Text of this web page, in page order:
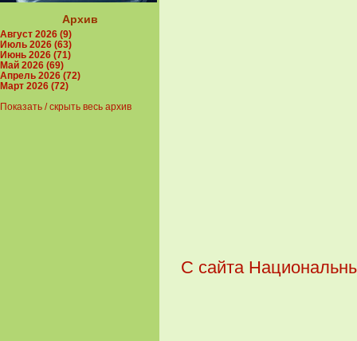
С сайта
Архив
Август 2026 (9)
Июль 2026 (63)
Июнь 2026 (71)
Май 2026 (69)
Апрель 2026 (72)
Март 2026 (72)
Показать / скрыть весь архив